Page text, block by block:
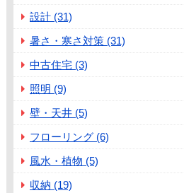
設計 (31)
暑さ・寒さ対策 (31)
中古住宅 (3)
照明 (9)
壁・天井 (5)
フローリング (6)
風水・植物 (5)
収納 (19)